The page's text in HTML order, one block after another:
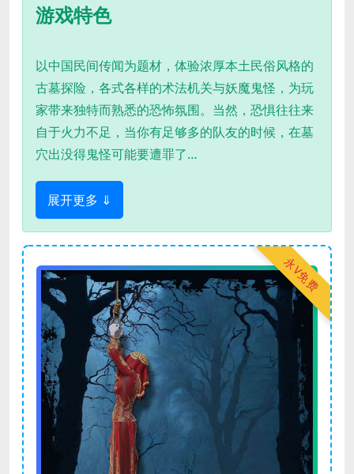
游戏特色
以中国民间传闻为题材，体验浓厚本土民俗风格的
古墓探险，各式各样的术法机关与妖魔鬼怪，为玩
家带来独特而熟悉的恐怖氛围。当然，恐惧往往来
自于火力不足，当你有足够多的队友的时候，在墓
穴出没得鬼怪可能要遭罪了…
展开更多 ⇓
永V免费